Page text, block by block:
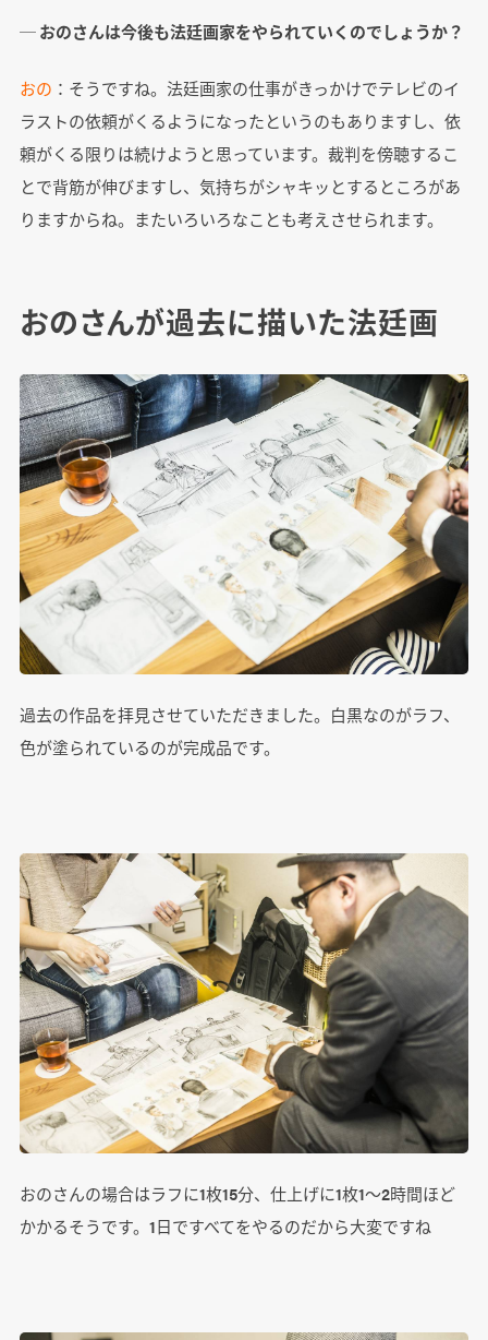
─ おのさんは今後も法廷画家をやられていくのでしょうか？
おの ：そうですね。法廷画家の仕事がきっかけでテレビのイ
ラストの依頼がくるようになったというのもありますし、依
頼がくる限りは続けようと思っています。裁判を傍聴するこ
とで背筋が伸びますし、気持ちがシャキッとするところがあ
りますからね。またいろいろなことも考えさせられます。
おのさんが過去に描いた法廷画
過去の作品を拝見させていただきました。白黒なのがラフ、
色が塗られているのが完成品です。
おのさんの場合はラフに1枚15分、仕上げに1枚1～2時間ほど
かかるそうです。1日ですべてをやるのだから大変ですね